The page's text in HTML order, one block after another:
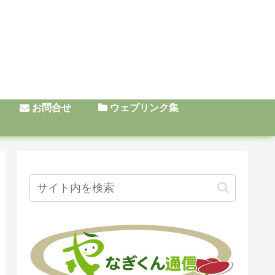
お問合せ ウェブリンク集